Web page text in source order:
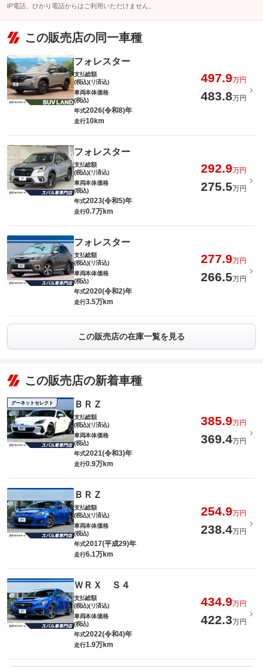
IP電話、ひかり電話からはご利用いただけません。
この販売店の同一車種
フォレスター
支払総額
(税込)(リ済込)
497.9万円
車両本体価格
(税込)
483.8万円
年式2026(令和8)年
走行10km
フォレスター
支払総額
(税込)(リ済込)
292.9万円
車両本体価格
(税込)
275.5万円
年式2023(令和5)年
走行0.7万km
フォレスター
支払総額
(税込)(リ済込)
277.9万円
車両本体価格
(税込)
266.5万円
年式2020(令和2)年
走行3.5万km
この販売店の在庫一覧を見る
この販売店の新着車種
グーネットセレクト ＢＲＺ
支払総額
(税込)(リ済込)
385.9万円
車両本体価格
(税込)
369.4万円
年式2021(令和3)年
走行0.9万km
ＢＲＺ
支払総額
(税込)(リ済込)
254.9万円
車両本体価格
(税込)
238.4万円
年式2017(平成29)年
走行6.1万km
ＷＲＸ Ｓ４
支払総額
(税込)(リ済込)
434.9万円
車両本体価格
(税込)
422.3万円
年式2022(令和4)年
走行1.9万km